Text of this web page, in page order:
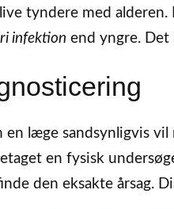
tyndere med
infektion end yngre. Det
en læge sandsynligvis
en fysisk
den eksakte årsag.